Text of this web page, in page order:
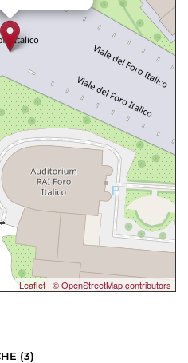
Leaflet | © OpenStreetMap contributors
(3)